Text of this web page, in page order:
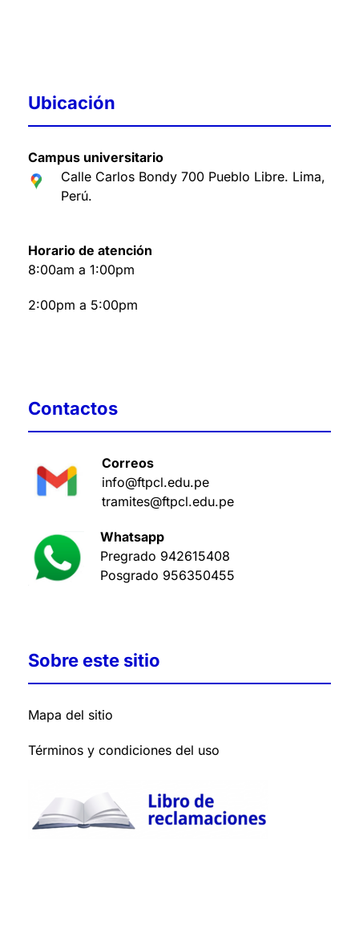
Ubicación
Campus universitario
Calle Carlos Bondy 700 Pueblo Libre. Lima,
Perú.
Horario de atención
8:00am a 1:00pm
2:00pm a 5:00pm
Contactos
Correos
info@ftpcl.edu.pe
tramites@ftpcl.edu.pe
Whatsapp
Pregrado 942615408
Posgrado 956350455
Sobre este sitio
Mapa del sitio
Términos y condiciones del uso